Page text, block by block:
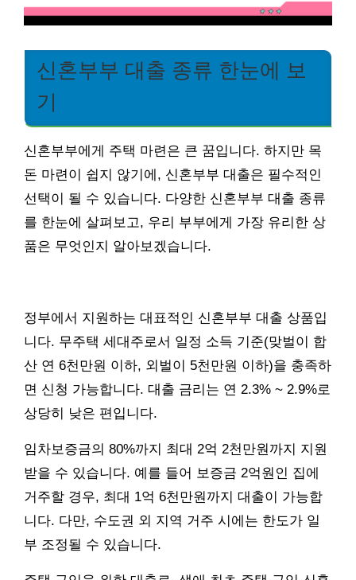
신혼부부 대출 종류 한눈에 보
기
신혼부부에게 주택 마련은 큰 꿈입니다. 하지만 목
돈 마련이 쉽지 않기에, 신혼부부 대출은 필수적인
선택이 될 수 있습니다. 다양한 신혼부부 대출 종류
를 한눈에 살펴보고, 우리 부부에게 가장 유리한 상
품은 무엇인지 알아보겠습니다.
정부에서 지원하는 대표적인 신혼부부 대출 상품입
니다. 무주택 세대주로서 일정 소득 기준(맞벌이 합
산 연 6천만원 이하, 외벌이 5천만원 이하)을 충족하
면 신청 가능합니다. 대출 금리는 연 2.3% ~ 2.9%로
상당히 낮은 편입니다.
임차보증금의 80%까지 최대 2억 2천만원까지 지원
받을 수 있습니다. 예를 들어 보증금 2억원인 집에
거주할 경우, 최대 1억 6천만원까지 대출이 가능합
니다. 다만, 수도권 외 지역 거주 시에는 한도가 일
부 조정될 수 있습니다.